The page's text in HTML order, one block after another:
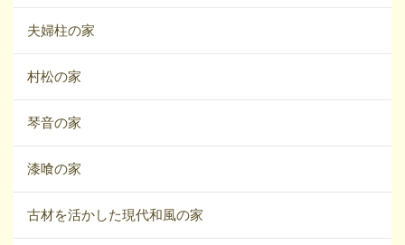
夫婦柱の家
村松の家
琴音の家
漆喰の家
古材を活かした現代和風の家